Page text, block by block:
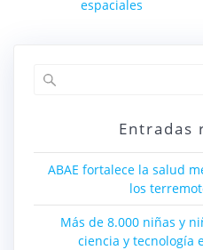
espaciales
Entradas
ABAE fortalece la salud
los
Más de 8.000 niñas y
ciencia y tecnología